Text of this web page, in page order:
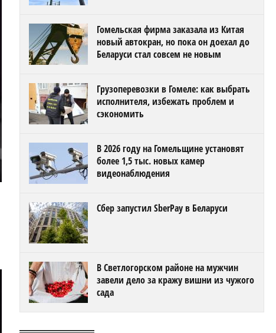
Гомельская фирма заказала из Китая
новый автокран, но пока он доехал до
Беларуси стал совсем не новым
Грузоперевозки в Гомеле: как выбрать
исполнителя, избежать проблем и
сэкономить
В 2026 году на Гомельщине установят
более 1,5 тыс. новых камер
видеонаблюдения
Сбер запустил SberPay в Беларуси
В Светлогорском районе на мужчин
завели дело за кражу вишни из чужого
сада